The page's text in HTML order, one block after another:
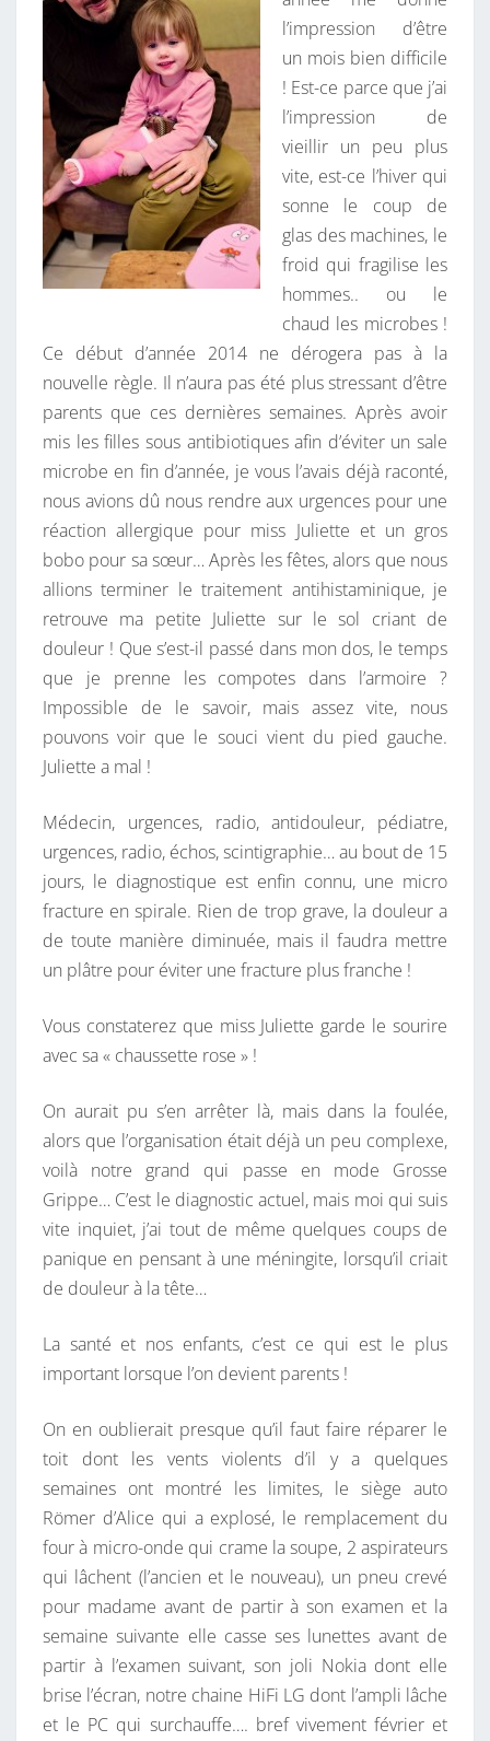
D
U
R
R
S
l’impression d’être
un mois bien difficile
! Est-ce parce que j’ai
l’impression de
vieillir un peu plus
vite, est-ce l’hiver qui
sonne le coup de
glas des machines, le
froid qui fragilise les
hommes.. ou le
chaud les microbes !
Ce début d’année 2014 ne dérogera pas à la
nouvelle règle. Il n’aura pas été plus stressant d’être
parents que ces dernières semaines. Après avoir
mis les filles sous antibiotiques afin d’éviter un sale
microbe en fin d’année, je vous l’avais déjà raconté,
nous avions dû nous rendre aux urgences pour une
réaction allergique pour miss Juliette et un gros
bobo pour sa sœur… Après les fêtes, alors que nous
allions terminer le traitement antihistaminique, je
retrouve ma petite Juliette sur le sol criant de
douleur ! Que s’est-il passé dans mon dos, le temps
que je prenne les compotes dans l’armoire ?
Impossible de le savoir, mais assez vite, nous
pouvons voir que le souci vient du pied gauche.
Juliette a mal !
Médecin, urgences, radio, antidouleur, pédiatre,
urgences, radio, échos, scintigraphie… au bout de 15
jours, le diagnostique est enfin connu, une micro
fracture en spirale. Rien de trop grave, la douleur a
de toute manière diminuée, mais il faudra mettre
un plâtre pour éviter une fracture plus franche !
Vous constaterez que miss Juliette garde le sourire
avec sa « chaussette rose » !
On aurait pu s’en arrêter là, mais dans la foulée,
alors que l’organisation était déjà un peu complexe,
voilà notre grand qui passe en mode Grosse
Grippe… C’est le diagnostic actuel, mais moi qui suis
vite inquiet, j’ai tout de même quelques coups de
panique en pensant à une méningite, lorsqu’il criait
de douleur à la tête…
La santé et nos enfants, c’est ce qui est le plus
important lorsque l’on devient parents !
On en oublierait presque qu’il faut faire réparer le
toit dont les vents violents d’il y a quelques
semaines ont montré les limites, le siège auto
Römer d’Alice qui a explosé, le remplacement du
four à micro-onde qui crame la soupe, 2 aspirateurs
qui lâchent (l’ancien et le nouveau), un pneu crevé
pour madame avant de partir à son examen et la
semaine suivante elle casse ses lunettes avant de
partir à l’examen suivant, son joli Nokia dont elle
brise l’écran, notre chaine HiFi LG dont l’ampli lâche
et le PC qui surchauffe…. bref vivement février et